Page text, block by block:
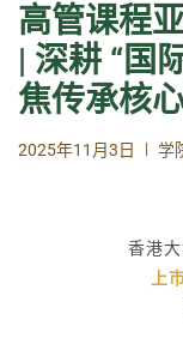
高管课程
| 深耕 “国
焦传承核
2025年11月3日 | 学
香港
上